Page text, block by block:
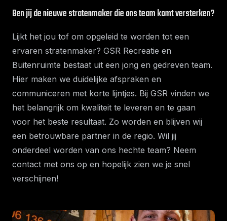
Ben jij de nieuwe stratenmaker die ons team komt versterken?
Lijkt het jou tof om opgeleid te worden tot een
ervaren stratenmaker? GSR Recreatie en
Buitenruimte bestaat uit een jong en gedreven team.
Hier maken we duidelijke afspraken en
communiceren met korte lijntjes. Bij GSR vinden we
het belangrijk om kwaliteit te leveren en te gaan
voor het beste resultaat. Zo worden en blijven wij
een betrouwbare partner in de regio. Wil jij
onderdeel worden van ons hechte team? Neem
contact met ons op en hopelijk zien we je snel
verschijnen!